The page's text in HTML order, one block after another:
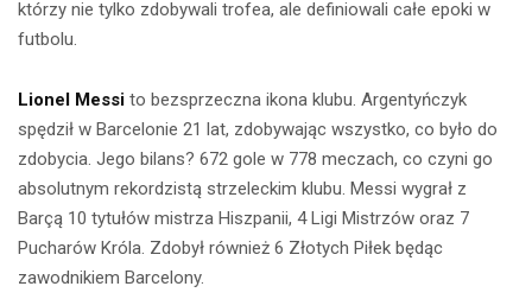
którzy nie tylko zdobywali trofea, ale definiowali całe epoki w
futbolu.
Lionel Messi to bezsprzeczna ikona klubu. Argentyńczyk
spędził w Barcelonie 21 lat, zdobywając wszystko, co było do
zdobycia. Jego bilans? 672 gole w 778 meczach, co czyni go
absolutnym rekordzistą strzeleckim klubu. Messi wygrał z
Barçą 10 tytułów mistrza Hiszpanii, 4 Ligi Mistrzów oraz 7
Pucharów Króla. Zdobył również 6 Złotych Piłek będąc
zawodnikiem Barcelony.